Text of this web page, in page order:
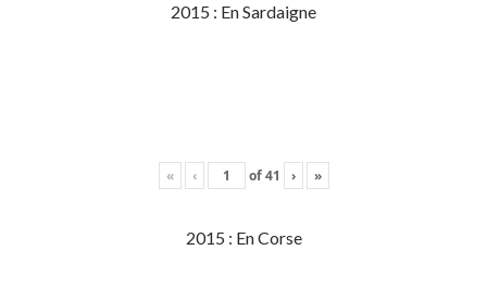
2015 : En Sardaigne
« ‹ of41 › »
2015 : En Corse